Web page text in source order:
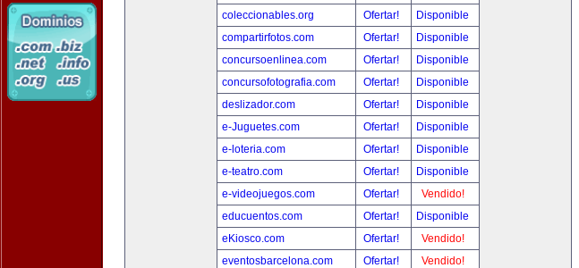
coleccionables.org
Ofertar!
Disponible
compartirfotos.com
Ofertar!
Disponible
concursoenlinea.com
Ofertar!
Disponible
concursofotografia.com
Ofertar!
Disponible
deslizador.com
Ofertar!
Disponible
e-Juguetes.com
Ofertar!
Disponible
e-loteria.com
Ofertar!
Disponible
e-teatro.com
Ofertar!
Disponible
e-videojuegos.com
Ofertar!
Vendido!
educuentos.com
Ofertar!
Disponible
eKiosco.com
Ofertar!
Vendido!
eventosbarcelona.com
Ofertar!
Vendido!